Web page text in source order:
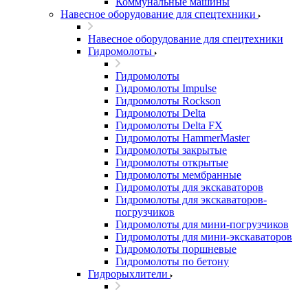
Навесное оборудование для спецтехники
Навесное оборудование для спецтехники
Гидромолоты
Гидромолоты
Гидромолоты Impulse
Гидромолоты Rockson
Гидромолоты Delta
Гидромолоты Delta FX
Гидромолоты HammerMaster
Гидромолоты закрытые
Гидромолоты открытые
Гидромолоты мембранные
Гидромолоты для экскаваторов
Гидромолоты для экскаваторов-
погрузчиков
Гидромолоты для мини-погрузчиков
Гидромолоты для мини-экскаваторов
Гидромолоты поршневые
Гидромолоты по бетону
Гидрорыхлители